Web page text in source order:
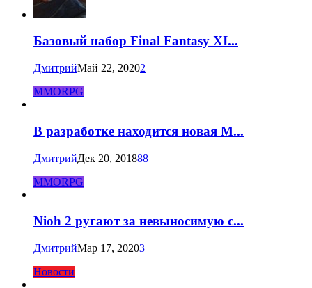
Базовый набор Final Fantasy XI...
ДмитрийМай 22, 20202
MMORPG
В разработке находится новая M...
ДмитрийДек 20, 201888
MMORPG
Nioh 2 ругают за невыносимую с...
ДмитрийМар 17, 20203
Новости